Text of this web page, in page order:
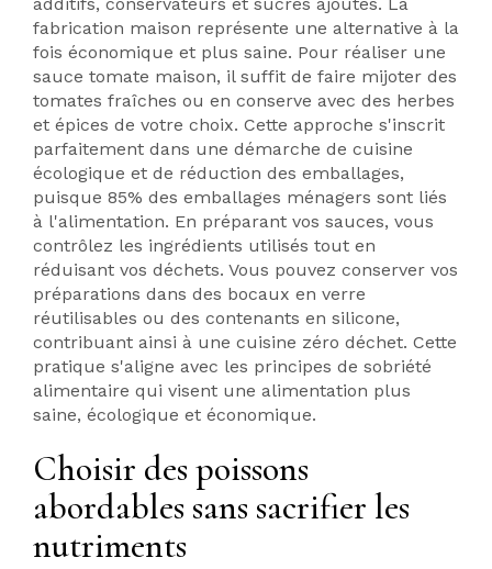
fabrication maison représente une alternative à la
fois économique et plus saine. Pour réaliser une
sauce tomate maison, il suffit de faire mijoter des
tomates fraîches ou en conserve avec des herbes
et épices de votre choix. Cette approche s'inscrit
parfaitement dans une démarche de cuisine
écologique et de réduction des emballages,
puisque 85% des emballages ménagers sont liés
à l'alimentation. En préparant vos sauces, vous
contrôlez les ingrédients utilisés tout en
réduisant vos déchets. Vous pouvez conserver vos
préparations dans des bocaux en verre
réutilisables ou des contenants en silicone,
contribuant ainsi à une cuisine zéro déchet. Cette
pratique s'aligne avec les principes de sobriété
alimentaire qui visent une alimentation plus
saine, écologique et économique.
Choisir des poissons
abordables sans sacrifier les
nutriments